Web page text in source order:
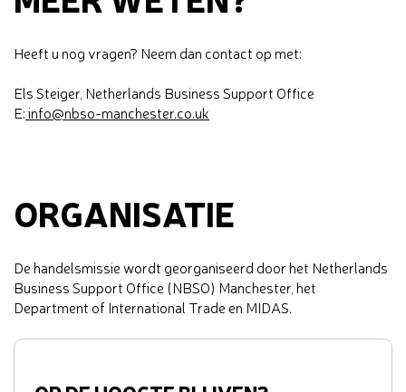
Heeft u nog vragen? Neem dan contact op met:
Els Steiger, Netherlands Business Support Office
E: info@nbso-manchester.co.uk
ORGANISATIE
De handelsmissie wordt georganiseerd door het Netherlands
Business Support Office (NBSO) Manchester, het
Department of International Trade en MIDAS.